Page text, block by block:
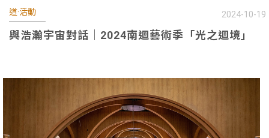
道·活動 2024-10-19
與浩瀚宇宙對話｜2024南迴藝術季「光之迴境」